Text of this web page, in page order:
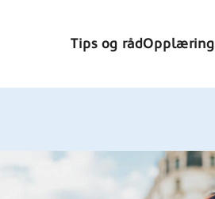
Tips og rådOpplæring